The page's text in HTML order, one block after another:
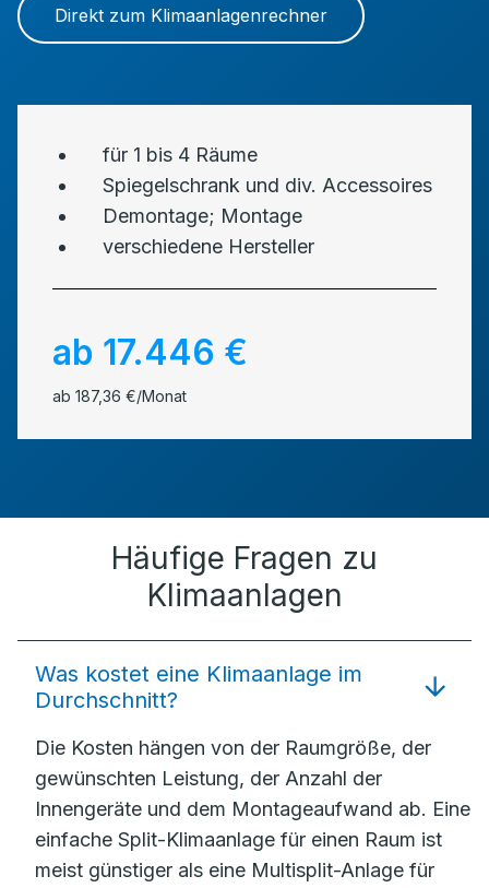
Direkt zum Klimaanlagenrechner
für 1 bis 4 Räume
Spiegelschrank und div. Accessoires
Demontage; Montage
verschiedene Hersteller
ab 17.446 €
ab 187,36 €/Monat
Häufige Fragen zu
Klimaanlagen
Was kostet eine Klimaanlage im
Durchschnitt?
Die Kosten hängen von der Raumgröße, der
gewünschten Leistung, der Anzahl der
Innengeräte und dem Montageaufwand ab. Eine
einfache Split-Klimaanlage für einen Raum ist
meist günstiger als eine Multisplit-Anlage für